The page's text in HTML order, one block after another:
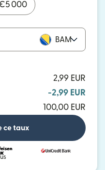
5 000
BAM
2,99 EUR
-2,99 EUR
100,00 EUR
ce taux